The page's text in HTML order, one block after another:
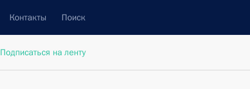
Контакты Поиск
Подписаться на ленту